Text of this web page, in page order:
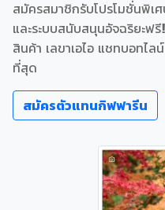
สมัครสมาชิกรับโปรโมชั่น
และระบบสนับสนุนอัจฉริยะฟ
สินค้า เลขาเอไอ แชทบอทไ
ที่สุด
สมัครตัวแทนกิฟฟารีน